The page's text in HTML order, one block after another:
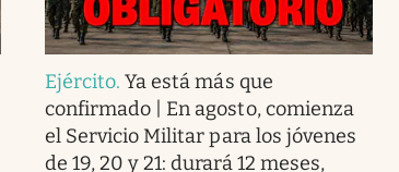
Ejército.Ya está más que
confirmado | En agosto, comienza
el Servicio Militar para los jóvenes
de 19, 20 y 21: durará 12 meses,